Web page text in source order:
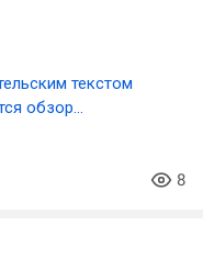
текстом
обзор
8